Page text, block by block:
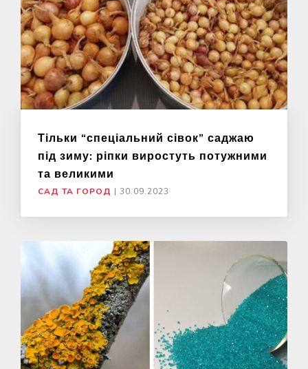
Тільки “спеціальний сівок” саджаю
під зиму: ріпки виростуть потужними
та великими
САД ТА ГОРОД | 30.09.2023